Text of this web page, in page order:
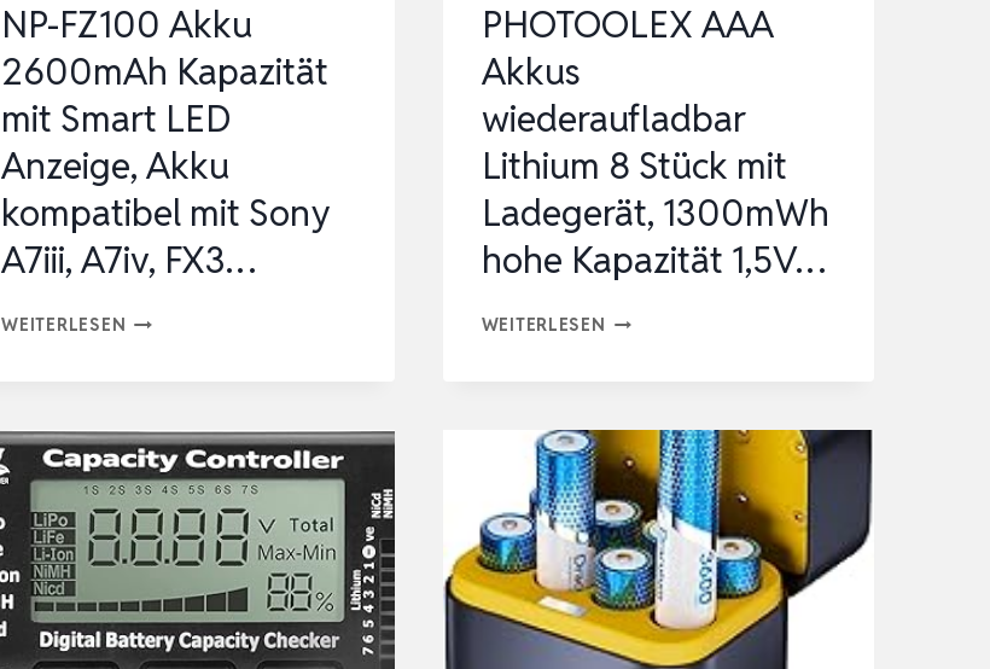
HIGH-
DENSITY-
Z…
A7III,
FX3…
NP-FZ100 Akku
2600mAh Kapazität
mit Smart LED
Anzeige, Akku
kompatibel mit Sony
A7iii, A7iv, FX3…
WEITERLESEN NP-
2600MAH
KAPAZITÄT
MIT
SMART
ANZEIGE,
AKKU
PHOTOOLEX AAA
Akkus
wiederaufladbar
Lithium 8 Stück mit
Ladegerät, 1300mWh
hohe Kapazität 1,5V…
WEITERLESEN PHOTOOLEX
WIEDERAUFLADBAR
LITHIUM
8
STÜCK
MIT
LADEGERÄT,
1300MWH